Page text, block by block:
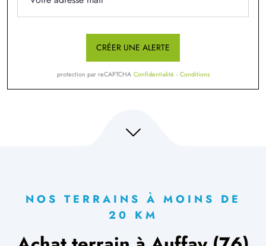
CRÉER UNE ALERTE
protection par reCAPTCHA Confidentialité - Conditions
NOS TERRAINS À MOINS DE
20 KM